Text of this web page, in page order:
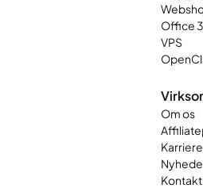
Office
VPS
Om os
Karriere
Kontakt